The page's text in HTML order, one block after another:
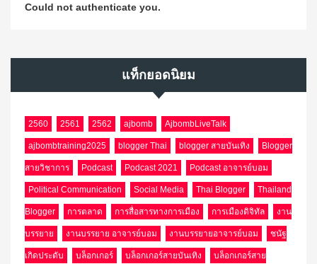
Could not authenticate you.
แท็กยอดนิยม
2560 2561 2562 ajbomb AjbombLiveTalk
ajbombtraining2025 blogger Thai blogger สายบันเทิง Blogger
สายวิชาการ Podcast Podcast 2021 Podcast อาจารย์บอม
Political Communication Social Media Thai Blogger Thailand
Blogger การตลาด การสื่อสารทางการเมือง การเมืองดิจิทัล งาน
บรรยาย งานบรรยาย อาจารย์บอม งานบรรยายอาจารย์บอม ชนัฐ
เกิดประดับ บล็อกเกอร์ บล็อกเกอร์สายบันเทิง บล็อกเกอร์สาย